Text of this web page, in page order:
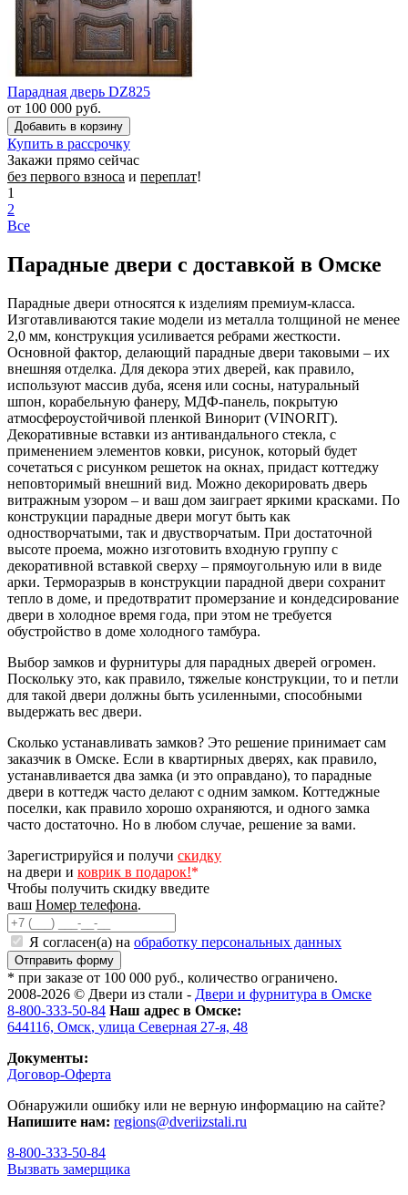
Парадная дверь DZ825
от 100 000 руб.
Купить в рассрочку
Закажи прямо сейчас
без первого взноса и переплат!
1
2
Все
Парадные двери с доставкой в Омске
Парадные двери относятся к изделиям премиум-класса.
Изготавливаются такие модели из металла толщиной не менее
2,0 мм, конструкция усиливается ребрами жесткости.
Основной фактор, делающий парадные двери таковыми – их
внешняя отделка. Для декора этих дверей, как правило,
используют массив дуба, ясеня или сосны, натуральный
шпон, корабельную фанеру, МДФ-панель, покрытую
атмосфероустойчивой пленкой Винорит (VINORIT).
Декоративные вставки из антивандального стекла, с
применением элементов ковки, рисунок, который будет
сочетаться с рисунком решеток на окнах, придаст коттеджу
неповторимый внешний вид. Можно декорировать дверь
витражным узором – и ваш дом заиграет яркими красками. По
конструкции парадные двери могут быть как
одностворчатыми, так и двустворчатым. При достаточной
высоте проема, можно изготовить входную группу с
декоративной вставкой сверху – прямоугольную или в виде
арки. Терморазрыв в конструкции парадной двери сохранит
тепло в доме, и предотвратит промерзание и кондедсирование
двери в холодное время года, при этом не требуется
обустройство в доме холодного тамбура.
Выбор замков и фурнитуры для парадных дверей огромен.
Поскольку это, как правило, тяжелые конструкции, то и петли
для такой двери должны быть усиленными, способными
выдержать вес двери.
Сколько устанавливать замков? Это решение принимает сам
заказчик в Омске. Если в квартирных дверях, как правило,
устанавливается два замка (и это оправдано), то парадные
двери в коттедж часто делают с одним замком. Коттеджные
поселки, как правило хорошо охраняются, и одного замка
часто достаточно. Но в любом случае, решение за вами.
Зарегистрируйся и получи скидку
на двери и коврик в подарок!*
Чтобы получить скидку введите
ваш Номер телефона.
Я согласен(а) на обработку персональных данных
* при заказе от 100 000 руб., количество ограничено.
2008-2026 © Двери из стали - Двери и фурнитура в Омске
8-800-333-50-84 Наш адрес в Омске:
644116, Омск, улица Северная 27-я, 48
Документы:
Договор-Оферта
Обнаружили ошибку или не верную информацию на сайте?
Напишите нам: regions@dveriizstali.ru
8-800-333-50-84
Вызвать замерщика